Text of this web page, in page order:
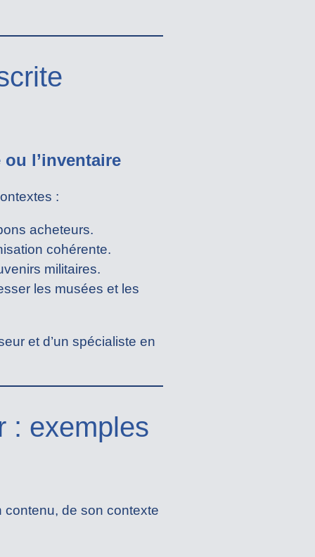
l’inventaire
:
acheteurs.
cohérente.
militaires.
les musées et les
et d’un spécialiste en
: exemples
contenu, de son contexte